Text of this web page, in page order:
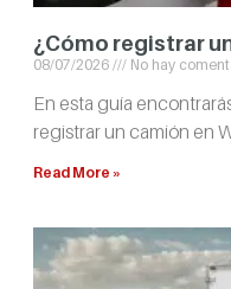
¿Cómo registrar
08/07/2026 No hay
En esta guía
registrar un camión en
Read More »